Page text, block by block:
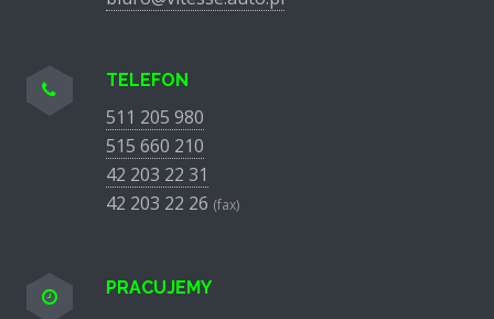
TELEFON
511 205 980
515 660 210
42 203 22 31
42 203 22 26 (fax)
PRACUJEMY